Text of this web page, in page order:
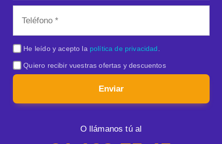
He leído y acepto la política de privacidad.
Quiero recibir vuestras ofertas y descuentos
Enviar
O llámanos tú al